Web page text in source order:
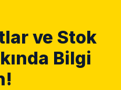
ve Stok
Bilgi